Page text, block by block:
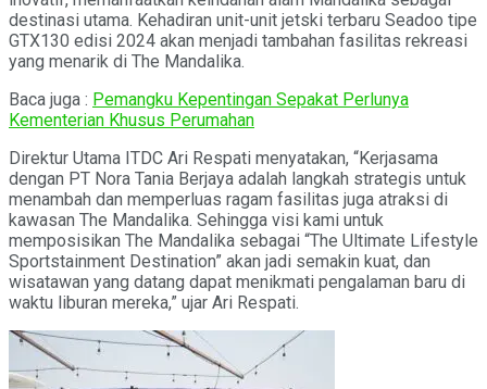
destinasi utama. Kehadiran unit-unit jetski terbaru Seadoo tipe
GTX130 edisi 2024 akan menjadi tambahan fasilitas rekreasi
yang menarik di The Mandalika.
Baca juga : Pemangku Kepentingan Sepakat Perlunya
Kementerian Khusus Perumahan
Direktur Utama ITDC Ari Respati menyatakan, “Kerjasama
dengan PT Nora Tania Berjaya adalah langkah strategis untuk
menambah dan memperluas ragam fasilitas juga atraksi di
kawasan The Mandalika. Sehingga visi kami untuk
memposisikan The Mandalika sebagai “The Ultimate Lifestyle
Sportstainment Destination” akan jadi semakin kuat, dan
wisatawan yang datang dapat menikmati pengalaman baru di
waktu liburan mereka,” ujar Ari Respati.